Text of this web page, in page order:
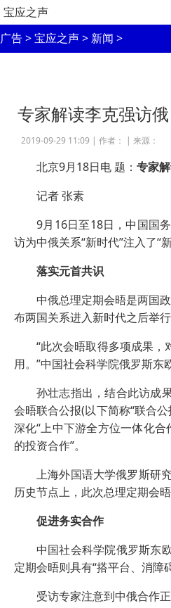
宝应之声
广告>宝应之声> 新闻 >
专家解读李克强访
2019-09-29 11:09 | 作者： | 来源：
北京9月18日电 题： 专家
记者 张素
9月16日至18日，中国国务
访为中俄关系“新时代”注入了“新
落实元首共识
中俄总理定期会晤是两国政
布两国关系进入新时代之后举
“此次会晤取得多项成果，
用。”中国社会科学院俄罗斯
孙壮志指出，结合此访成果
会晤联合公报(以下简称“联合
深化“上中下游全方位一体化
的投资合作”。
上海外国语大学俄罗斯研究
历史节点上，此次总理定期会
促进务实合作
中国社会科学院俄罗斯东欧
定期会晤则具有“搭平台、消
受访专家注意到中俄合作正